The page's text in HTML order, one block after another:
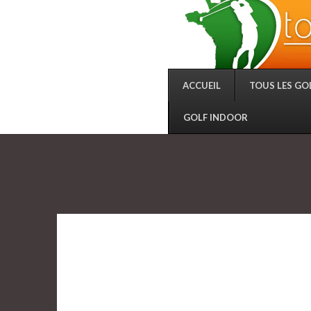
ACCUEIL TOUS LES
GOLF INDOOR